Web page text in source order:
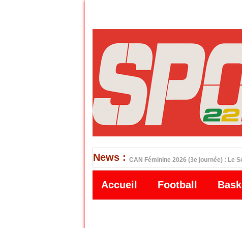
News : CAN Féminine 2026 (3e journée) : Le
Accueil Football